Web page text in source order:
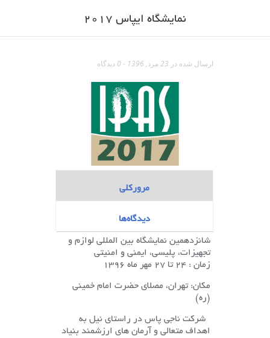
نمایشگاه ایپاس ۲۰۱۷
ارسال شده در 23 مرد, 1396 - 0 دیدگاه
مرورکلی
دیدگاه‌ها
شانزدهمین نمایشگاه بین المللی لوازم و
تجهیزات، پلیسی، ایمنی و امنیتی
زمان : 24 تا 27 مهر ماه 1396
مکان: تهران، مصلای حضرت امام خمینی
(ره)
شرکت ناجی پاس در راستای نیل به
اهداف متعالی و آرمان های ارزشمند بنیاد